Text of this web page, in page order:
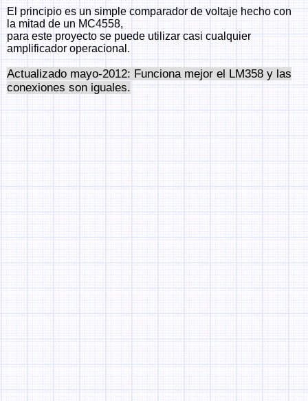
El principio es un simple comparador de voltaje hecho con
la mitad de un MC4558,
para este proyecto se puede utilizar casi cualquier
amplificador operacional.
Actualizado mayo-2012: Funciona mejor el LM358 y las
conexiones son iguales.